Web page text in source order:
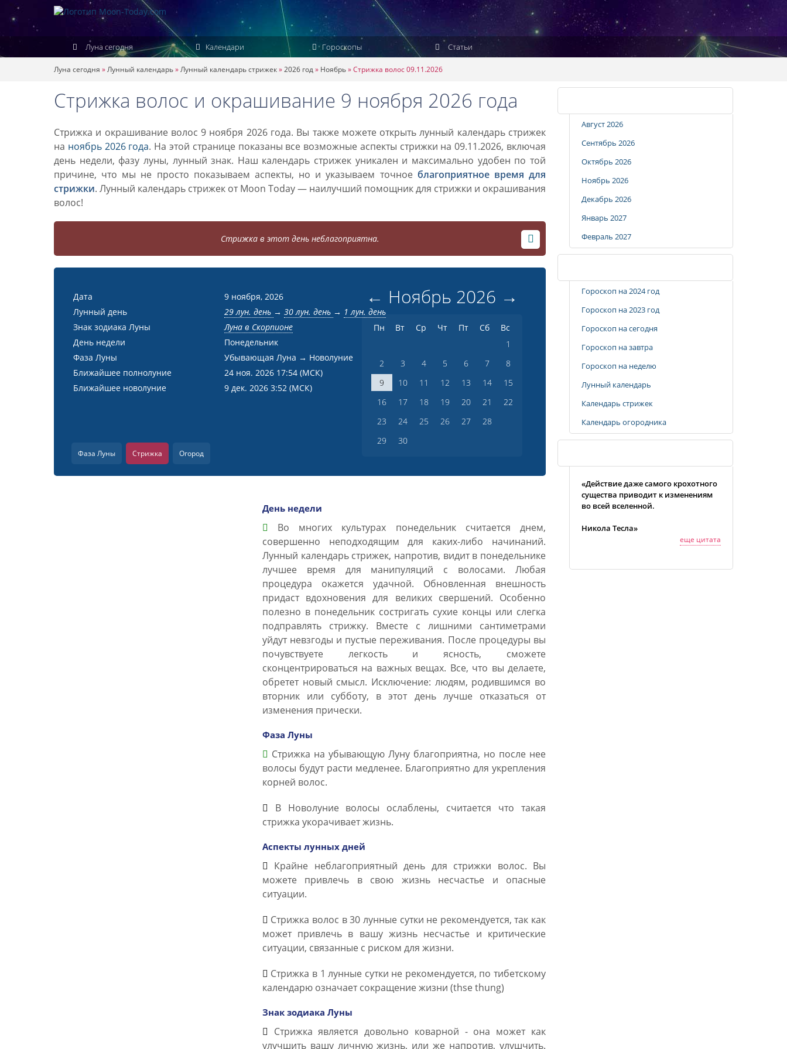
Луна сегодня Календари Гороскопы Статьи
Луна сегодня »Лунный календарь»Лунный календарь стрижек»2026 год» Ноябрь»Стрижка волос 09.11.2026
Стрижка волос и окрашивание 9 ноября 2026 года
Стрижка и окрашивание волос 9 ноября 2026 года. Вы также можете открыть лунный календарь стрижек
на ноябрь 2026 года. На этой странице показаны все возможные аспекты стрижки на 09.11.2026, включая
день недели, фазу луны, лунный знак. Наш календарь стрижек уникален и максимально удобен по той
причине, что мы не просто показываем аспекты, но и указываем точное благоприятное время для
стрижки. Лунный календарь стрижек от Moon Today — наилучший помощник для стрижки и окрашивания
волос!
Стрижка в этот день неблагоприятна.
Дата
9 ноября, 2026
Лунный день
29 лун. день → 30 лун. день → 1 лун. день
Знак зодиака Луны
Луна в Скорпионе
День недели
Понедельник
Фаза Луны
Убывающая Луна → Новолуние
Ближайшее полнолуние
24 ноя. 2026 17:54 (МСК)
Ближайшее новолуние
9 дек. 2026 3:52 (МСК)
← Ноябрь 2026 →
Пн Вт Ср Чт Пт Сб
Вс
1
2
3 4 5 6 7
8
9
10 11 12 13 14
15
16
17 18 19 20 21
22
23
24 25 26 27
28
29
30
Фаза Луны Стрижка Огород
День недели
Во многих культурах понедельник считается днем,
совершенно неподходящим для каких-либо начинаний.
Лунный календарь стрижек, напротив, видит в понедельнике
лучшее время для манипуляций с волосами. Любая
процедура окажется удачной. Обновленная внешность
придаст вдохновения для великих свершений. Особенно
полезно в понедельник состригать сухие концы или слегка
подправлять стрижку. Вместе с лишними сантиметрами
уйдут невзгоды и пустые переживания. После процедуры вы
почувствуете легкость и ясность, сможете
сконцентрироваться на важных вещах. Все, что вы делаете,
обретет новый смысл. Исключение: людям, родившимся во
вторник или субботу, в этот день лучше отказаться от
изменения прически.
Фаза Луны
Стрижка на убывающую Луну благоприятна, но после нее
волосы будут расти медленее. Благоприятно для укрепления
корней волос.
В Новолуние волосы ослаблены, считается что такая
стрижка укорачивает жизнь.
Аспекты лунных дней
Крайне неблагоприятный день для стрижки волос. Вы
можете привлечь в свою жизнь несчастье и опасные
ситуации.
Стрижка волос в 30 лунные сутки не рекомендуется, так как
может привлечь в вашу жизнь несчастье и критические
ситуации, связанные с риском для жизни.
Стрижка в 1 лунные сутки не рекомендуется, по тибетскому
календарю означает сокращение жизни (thse thung)
Знак зодиака Луны
Стрижка является довольно коварной - она может как
улучшить вашу личную жизнь, или же напротив, улушчить.
Август 2026
Сентябрь 2026
Октябрь 2026
Ноябрь 2026
Декабрь 2026
Январь 2027
Февраль 2027
Гороскоп на 2024 год
Гороскоп на 2023 год
Гороскоп на сегодня
Гороскоп на завтра
Гороскоп на неделю
Лунный календарь
Календарь стрижек
Календарь огородника
«Действие даже самого крохотного
существа приводит к изменениям
во всей вселенной.
Никола Тесла»
еще цитата